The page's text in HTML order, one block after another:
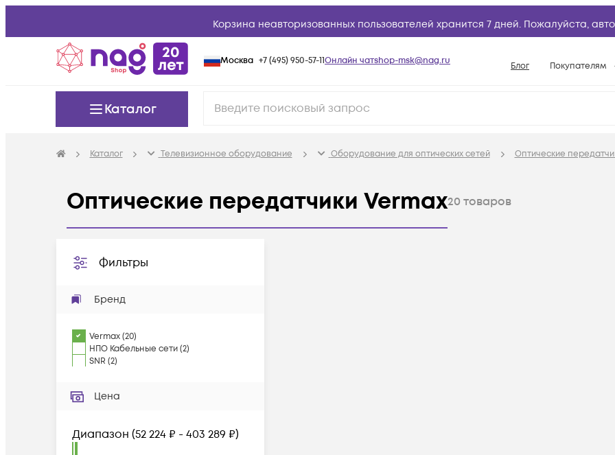
Корзина неавторизованных пользователей хранится 7 дней. Пожалуйста,
Москва +7 (495) 950-57-11Онлайн чатshop-msk@nag.ru Блог Покупателям
Условия
Каталог
Каталог Телевизионное оборудование Оборудование для оптических сетей Оптические
Оптические передатчики Vermax20 товаров
Фильтры
Бренд
Vermax(20)
НПО Кабельные сети(2)
SNR (2)
Цена
Диапазон (52 224 ₽ - 403 289 ₽)